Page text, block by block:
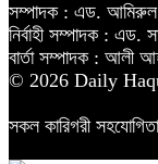
সম্পাদক : এড.
নির্বাহী সম্পাদক : এড.
বার্তা সম্পাদক : আলী
© 2026 Daily
সকল কারিগরী